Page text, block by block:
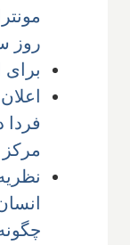
روز سال:
برای
فردا
مرکز